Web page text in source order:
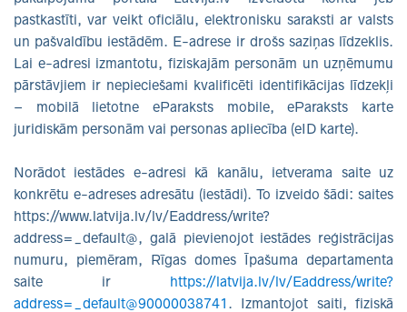
pastkastīti, var veikt oficiālu, elektronisku saraksti ar valsts
un pašvaldību iestādēm. E-adrese ir drošs saziņas līdzeklis.
Lai e-adresi izmantotu, fiziskajām personām un uzņēmumu
pārstāvjiem ir nepieciešami kvalificēti identifikācijas līdzekļi
– mobilā lietotne eParaksts mobile, eParaksts karte
juridiskām personām vai personas apliecība (eID karte).
Norādot iestādes e-adresi kā kanālu, ietverama saite uz
konkrētu e-adreses adresātu (iestādi). To izveido šādi: saites
https://www.latvija.lv/lv/Eaddress/write?
address=_default@, galā pievienojot iestādes reģistrācijas
numuru, piemēram, Rīgas domes Īpašuma departamenta
saite ir https://latvija.lv/lv/Eaddress/write?
address=_default@90000038741 . Izmantojot saiti, fiziskā